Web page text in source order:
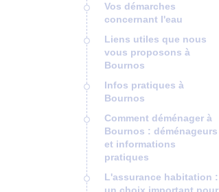
Vos démarches
concernant l'eau
Liens utiles que nous
vous proposons à
Bournos
Infos pratiques à
Bournos
Comment déménager à
Bournos : déménageurs
et informations
pratiques
L'assurance habitation :